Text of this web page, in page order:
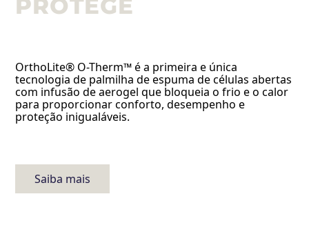
PROTEGE
OrthoLite® O-Therm™ é a primeira e única
tecnologia de palmilha de espuma de células abertas
com infusão de aerogel que bloqueia o frio e o calor
para proporcionar conforto, desempenho e
proteção inigualáveis.
Saiba mais